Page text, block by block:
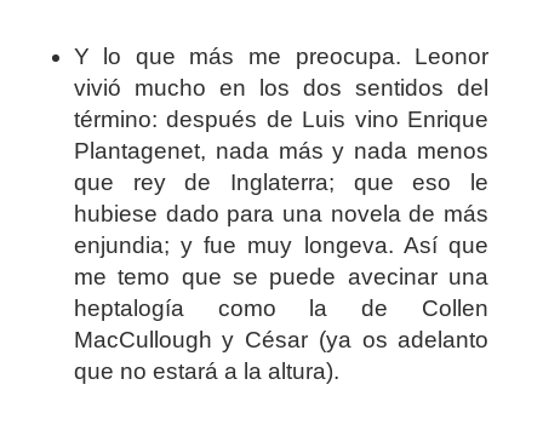
Y lo que más me preocupa. Leonor
vivió mucho en los dos sentidos del
término: después de Luis vino Enrique
Plantagenet, nada más y nada menos
que rey de Inglaterra; que eso le
hubiese dado para una novela de más
enjundia; y fue muy longeva. Así que
me temo que se puede avecinar una
heptalogía como la de Collen
MacCullough y César (ya os adelanto
que no estará a la altura).